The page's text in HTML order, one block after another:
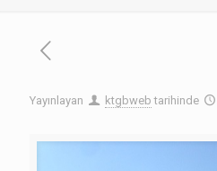
Yayınlayan ktgbweb tarihinde